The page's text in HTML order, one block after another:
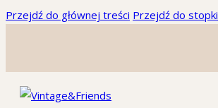
Przejdź do głównej treści Przejdź do stopki